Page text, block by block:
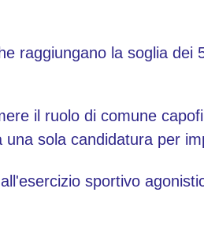
raggiungano la soglia dei
il ruolo di comune
sola candidatura per
sportivo